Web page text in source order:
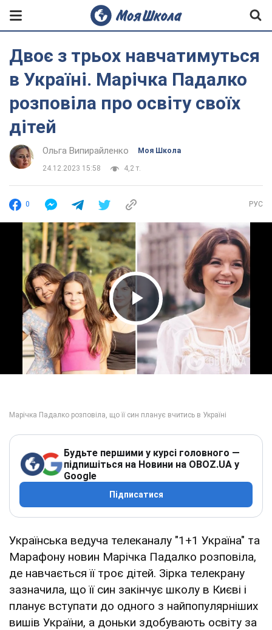
Двоє з трьох навчатимуться
в Україні. Марічка Падалко
розповіла про освіту своїх
дітей
Ольга Випирайленко Моя Школа
24.12.2023 15:58 4,2 т.
0 РУС
Play Video
Будьте першими у курсі головного —
підпишіться на Новини на OBOZ.UA у
Google
Підписатися
Українська ведуча телеканалу "1+1 Україна" та
Марафону новин Марічка Падалко розповіла,
де навчається її троє дітей. Зірка телекрану
зазначила, що її син закінчує школу в Києві і
планує вступати до одного з найпопулярніших
вишів України, а доньки здобувають освіту за